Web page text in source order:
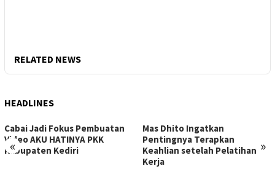
RELATED NEWS
HEADLINES
« »
Cabai Jadi Fokus Pembuatan
Video AKU HATINYA PKK
Kabupaten Kediri
Mas Dhito Ingatkan
Pentingnya Terapkan
Keahlian setelah Pelatihan
Kerja